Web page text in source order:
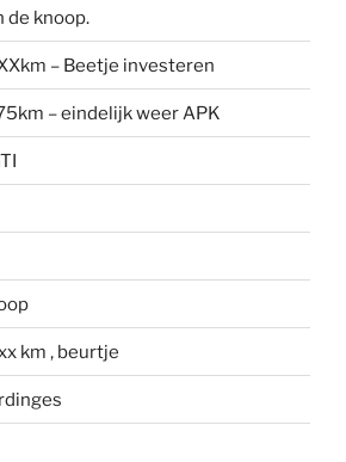
de knoop.
– Beetje investeren
– eindelijk weer APK
km , beurtje